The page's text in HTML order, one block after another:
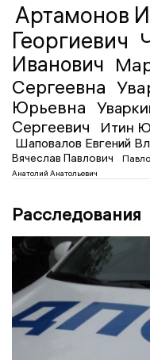
Артамонов
Георгиевич
Иванович
Сергеевна
Юрьевна
Сергеевич
Итин
Шаповалов Евгений
Вячеслав Павлович
Анатолий Анатольевич
Расследования